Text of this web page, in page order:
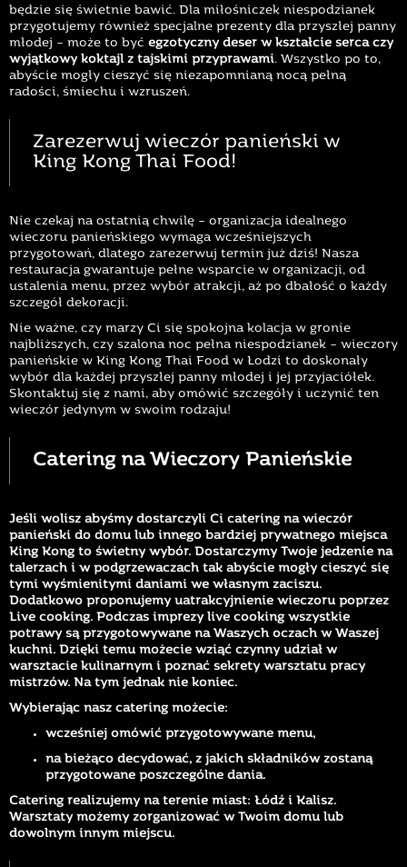
będzie się świetnie bawić. Dla miłośniczek niespodzianek
przygotujemy również specjalne prezenty dla przyszłej panny
młodej – może to być egzotyczny deser w kształcie serca czy
wyjątkowy koktajl z tajskimi przyprawami. Wszystko po to,
abyście mogły cieszyć się niezapomnianą nocą pełną
radości, śmiechu i wzruszeń.
Zarezerwuj wieczór panieński w
King Kong Thai Food!
Nie czekaj na ostatnią chwilę – organizacja idealnego
wieczoru panieńskiego wymaga wcześniejszych
przygotowań, dlatego zarezerwuj termin już dziś! Nasza
restauracja gwarantuje pełne wsparcie w organizacji, od
ustalenia menu, przez wybór atrakcji, aż po dbałość o każdy
szczegół dekoracji.
Nie ważne, czy marzy Ci się spokojna kolacja w gronie
najbliższych, czy szalona noc pełna niespodzianek – wieczory
panieńskie w King Kong Thai Food w Łodzi to doskonały
wybór dla każdej przyszłej panny młodej i jej przyjaciółek.
Skontaktuj się z nami, aby omówić szczegóły i uczynić ten
wieczór jedynym w swoim rodzaju!
Catering na Wieczory Panieńskie
Jeśli wolisz abyśmy dostarczyli Ci catering na wieczór
panieński do domu lub innego bardziej prywatnego miejsca
King Kong to świetny wybór. Dostarczymy Twoje jedzenie na
talerzach i w podgrzewaczach tak abyście mogły cieszyć się
tymi wyśmienitymi daniami we własnym zaciszu.
Dodatkowo proponujemy uatrakcyjnienie wieczoru poprzez
Live cooking. Podczas imprezy live cooking wszystkie
potrawy są przygotowywane na Waszych oczach w Waszej
kuchni. Dzięki temu możecie wziąć czynny udział w
warsztacie kulinarnym i poznać sekrety warsztatu pracy
mistrzów. Na tym jednak nie koniec.
Wybierając nasz catering możecie:
wcześniej omówić przygotowywane menu,
na bieżąco decydować, z jakich składników zostaną
przygotowane poszczególne dania.
Catering realizujemy na terenie miast: Łódź i Kalisz.
Warsztaty możemy zorganizować w Twoim domu lub
dowolnym innym miejscu.